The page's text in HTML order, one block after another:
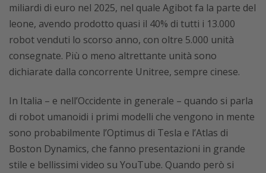
miliardi di euro nel 2025, nel quale Agibot fa la parte del
leone, avendo prodotto quasi il 40% di tutti i 13.000
robot venduti lo scorso anno, con oltre 5.000 unità
consegnate. Più o meno altrettante unità sono
dichiarate dalla concorrente Unitree, sempre cinese.
In Italia – e nell’Occidente in generale – quando si parla
di robot umanoidi i primi modelli che vengono in mente
sono probabilmente l’Optimus di Tesla e l’Atlas di
Boston Dynamics, che fanno presentazioni in grande
stile e bellissimi video su YouTube. Quando però si